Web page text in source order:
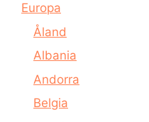
Europa
Åland
Albania
Andorra
Belgia